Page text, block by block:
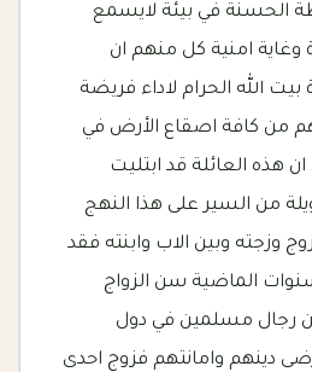
الحسنة في بيئة لايسمع
وغاية امنية كل منهم ان
بيت الله الحرام لاداء فريضة
من كافة اصقاع الأرض في
هذه العائلة قد ابتليت
من السير على هذا النهج
وزجته وبين الاب وابنته فقد
الماضية سن الزواج
رجال مسلمين في دول
دينهم وامانتهم فزوج احدى